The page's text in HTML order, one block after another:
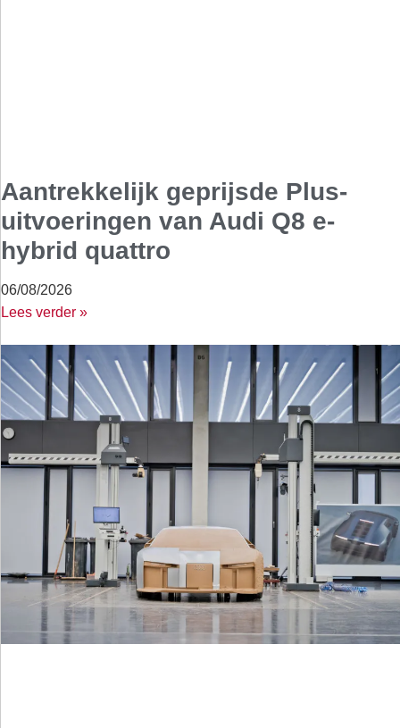
Aantrekkelijk geprijsde Plus-
uitvoeringen van Audi Q8 e-
hybrid quattro
06/08/2026
Lees verder »